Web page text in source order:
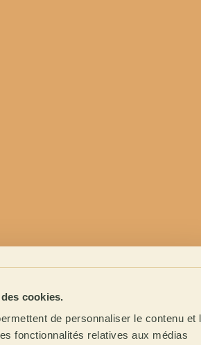
cookies.
de personnaliser le contenu et
fonctionnalités relatives aux médias